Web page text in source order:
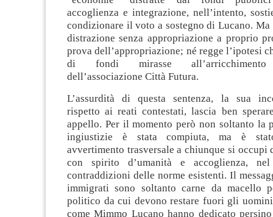
accoglienza e integrazione, nell’intento,
condizionare il voto a sostegno di Lucano. Ma
distrazione senza appropriazione a proprio
prova dell’appropriazione; né regge l’ipotesi
di fondi mirasse all’arricchimento
dell’associazione Città Futura.
L’assurdità di questa sentenza, la sua
rispetto ai reati contestati, lascia ben
appello. Per il momento però non soltanto la
ingiustizie è stata compiuta, ma è
avvertimento trasversale a chiunque si occupi
con spirito d’umanità e accoglienza,
contraddizioni delle norme esistenti. Il
immigrati sono soltanto carne da macello
politico da cui devono restare fuori gli
come Mimmo Lucano hanno dedicato